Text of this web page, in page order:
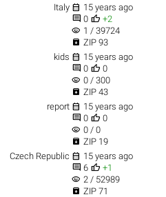
Italy  15 years ago
 0  +2
visibility 1 / 39724
 ZIP 93
kids  15 years ago
 0  0
visibility 0 / 300
 ZIP 43
report  15 years ago
 0  0
visibility 0 / 0
 ZIP 19
Czech Republic  15 years ago
 6  +1
visibility 2 / 52989
 ZIP 71